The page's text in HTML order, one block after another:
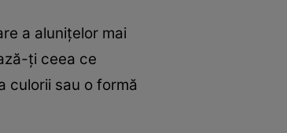
a aluniţelor mai
ţi ceea ce
culorii sau o formă